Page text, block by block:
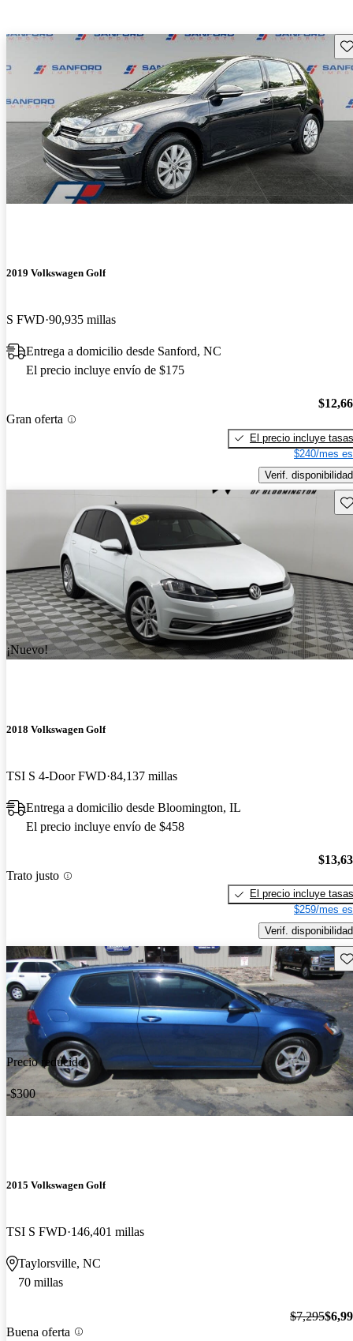
2019 Volkswagen Golf
S FWD 90,935 millas
Entrega a domicilio desde Sanford, NC
El precio incluye envío de $175
Gran oferta
El precio incluye tasas
$240/mes
Verif. disponibilidad
¡Nuevo!
2018 Volkswagen Golf
TSI S 4-Door FWD 84,137 millas
Entrega a domicilio desde Bloomington, IL
El precio incluye envío de $458
Trato justo
El precio incluye tasas
$259/mes
Verif. disponibilidad
Precio reducido
-$300
2015 Volkswagen Golf
TSI S FWD 146,401 millas
Taylorsville, NC
70 millas
Buena oferta
$7,295